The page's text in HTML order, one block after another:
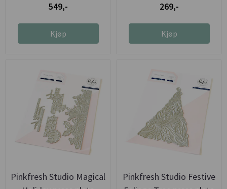
549,-
Kjøp
269,-
Kjøp
Pinkfresh Studio Magical
Pinkfresh Studio Festive